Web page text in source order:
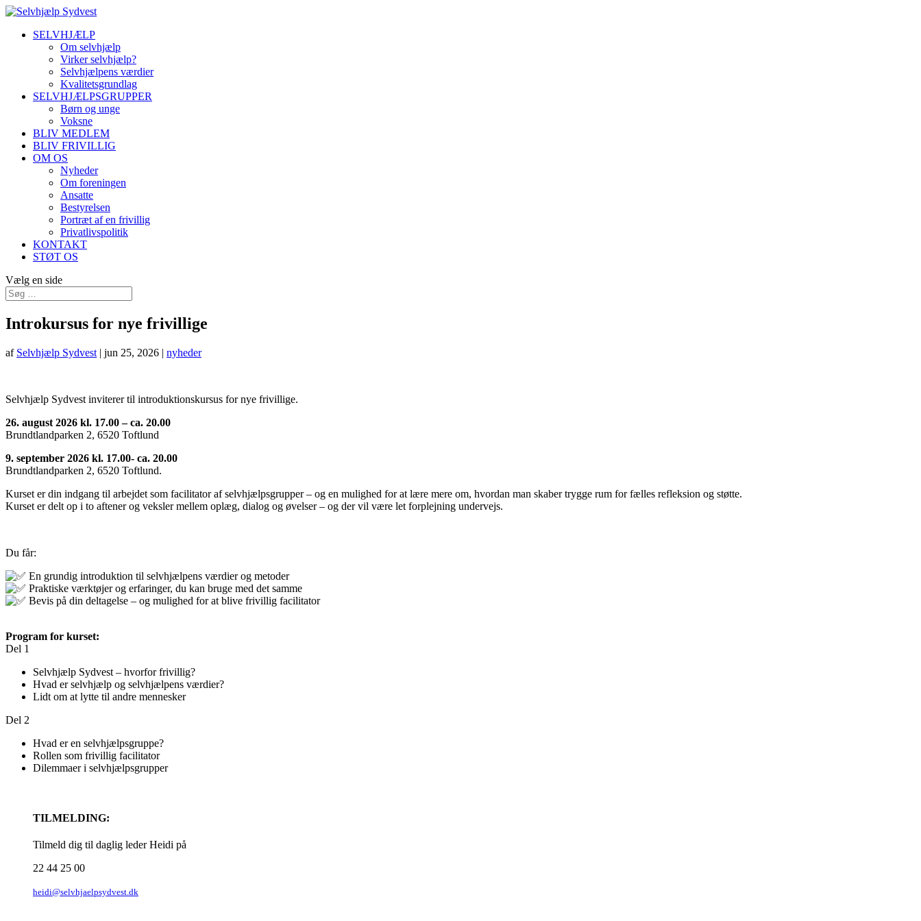
SELVHJÆLP
Om selvhjælp
Virker selvhjælp?
Selvhjælpens værdier
Kvalitetsgrundlag
SELVHJÆLPSGRUPPER
Børn og unge
Voksne
BLIV MEDLEM
BLIV FRIVILLIG
OM OS
Nyheder
Om foreningen
Ansatte
Bestyrelsen
Portræt af en frivillig
Privatlivspolitik
KONTAKT
STØT OS
Vælg en side
Introkursus for nye frivillige
af Selvhjælp Sydvest | jun 25, 2026 | nyheder
Selvhjælp Sydvest inviterer til introduktionskursus for nye frivillige.
26. august 2026 kl. 17.00 – ca. 20.00
Brundtlandparken 2, 6520 Toftlund
9. september 2026 kl. 17.00- ca. 20.00
Brundtlandparken 2, 6520 Toftlund.
Kurset er din indgang til arbejdet som facilitator af selvhjælpsgrupper – og en mulighed for at lære mere om, hvordan man skaber trygge rum for fælles refleksion og støtte.
Kurset er delt op i to aftener og veksler mellem oplæg, dialog og øvelser – og der vil være let forplejning undervejs.
Du får:
En grundig introduktion til selvhjælpens værdier og metoder
Praktiske værktøjer og erfaringer, du kan bruge med det samme
Bevis på din deltagelse – og mulighed for at blive frivillig facilitator
Program for kurset:
Del 1
Selvhjælp Sydvest – hvorfor frivillig?
Hvad er selvhjælp og selvhjælpens værdier?
Lidt om at lytte til andre mennesker
Del 2
Hvad er en selvhjælpsgruppe?
Rollen som frivillig facilitator
Dilemmaer i selvhjælpsgrupper
TILMELDING:
Tilmeld dig til daglig leder Heidi på
22 44 25 00
heidi@selvhjaelpsydvest.dk